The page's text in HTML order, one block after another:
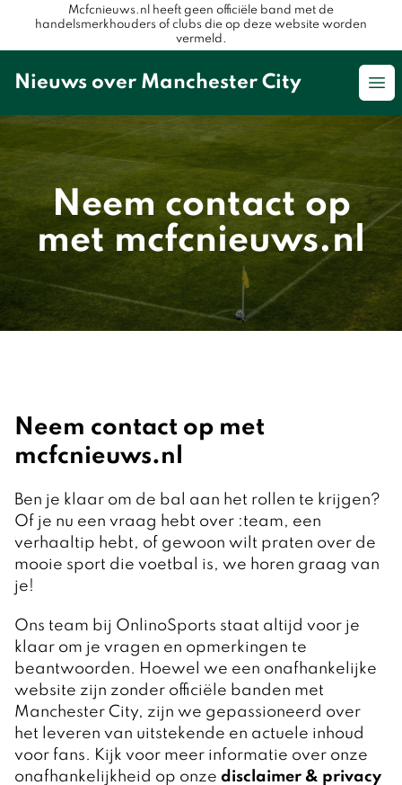
Mcfcnieuws.nl heeft geen officiële band met de
handelsmerkhouders of clubs die op deze website worden
vermeld.
Nieuws over Manchester City
Neem contact op
met mcfcnieuws.nl
Neem contact op met
mcfcnieuws.nl
Ben je klaar om de bal aan het rollen te krijgen?
Of je nu een vraag hebt over :team, een
verhaaltip hebt, of gewoon wilt praten over de
mooie sport die voetbal is, we horen graag van
je!
Ons team bij OnlinoSports staat altijd voor je
klaar om je vragen en opmerkingen te
beantwoorden. Hoewel we een onafhankelijke
website zijn zonder officiële banden met
Manchester City, zijn we gepassioneerd over
het leveren van uitstekende en actuele inhoud
voor fans. Kijk voor meer informatie over onze
onafhankelijkheid op onze disclaimer & privacy